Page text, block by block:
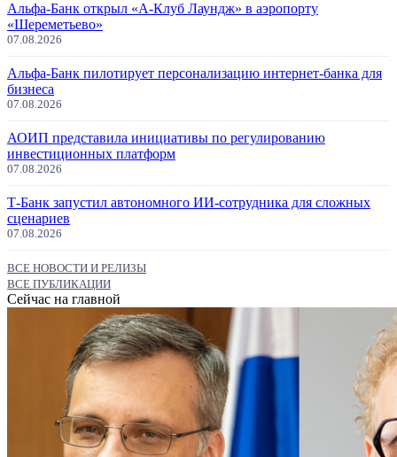
Альфа-Банк открыл «А-Клуб Лаундж» в аэропорту
«Шереметьево»
07.08.2026
Альфа-Банк пилотирует персонализацию интернет-банка для
бизнеса
07.08.2026
АОИП представила инициативы по регулированию
инвестиционных платформ
07.08.2026
Т-Банк запустил автономного ИИ-сотрудника для сложных
сценариев
07.08.2026
ВСЕ НОВОСТИ И РЕЛИЗЫ
ВСЕ ПУБЛИКАЦИИ
Сейчас на главной